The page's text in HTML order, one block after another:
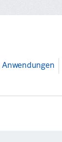
Anwendungen